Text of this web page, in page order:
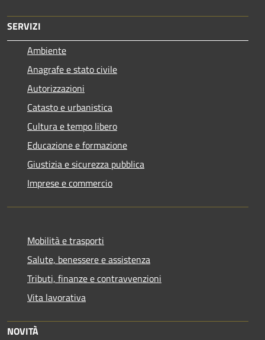
SERVIZI
Ambiente
Anagrafe e stato civile
Autorizzazioni
Catasto e urbanistica
Cultura e tempo libero
Educazione e formazione
Giustizia e sicurezza pubblica
Imprese e commercio
Mobilità e trasporti
Salute, benessere e assistenza
Tributi, finanze e contravvenzioni
Vita lavorativa
NOVITÀ